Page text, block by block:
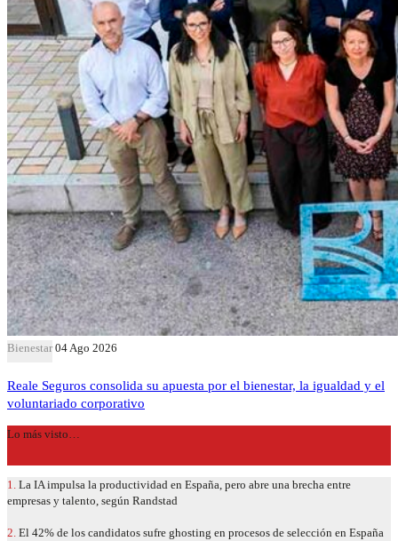
Bienestar 04 Ago 2026
Reale Seguros consolida su apuesta por el bienestar, la igualdad y el
voluntariado corporativo
Lo más visto…
1. La IA impulsa la productividad en España, pero abre una brecha entre
empresas y talento, según Randstad
2. El 42% de los candidatos sufre ghosting en procesos de selección en España